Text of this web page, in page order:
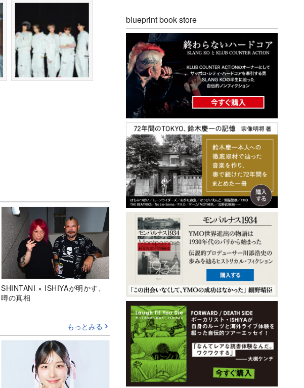
SHINTANI × ISHIYAが明かす、
噂の真相
もっとみる
blueprint book store